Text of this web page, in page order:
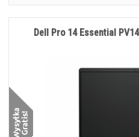
Dell Pro 14 Essential